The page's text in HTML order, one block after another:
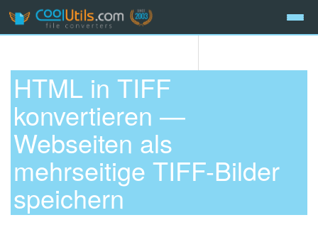
HTML in TIFF
konvertieren —
Webseiten als
mehrseitige TIFF-Bilder
speichern